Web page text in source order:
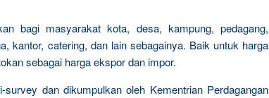
bagi masyarakat kota, desa, kampung, pedagang,
kantor, catering, dan lain sebagainya. Baik untuk harga
sebagai harga ekspor dan impor.
dan dikumpulkan oleh Kementrian Perdagangan